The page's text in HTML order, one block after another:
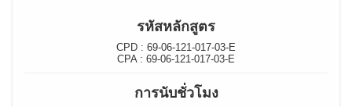
รหัสหลักสูตร
CPD : 69-06-121-017-03-E
CPA : 69-06-121-017-03-E
การนับชั่วโมง